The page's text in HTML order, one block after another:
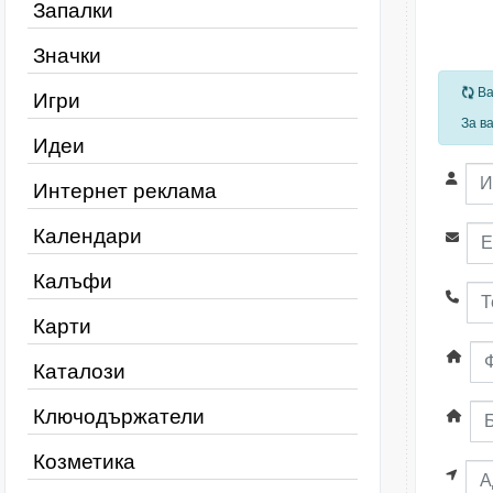
Запалки
Значки
Игри
Идеи
Интернет реклама
Календари
Калъфи
Карти
Каталози
Ключодържатели
Козметика
За